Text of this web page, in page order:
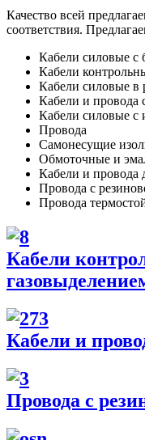
Качество всей
соответствия.
Кабели силовые с
Кабели
Кабели силовые в
Кабели и провода
Кабели силовые с
Провода
Самонесущие
Обмоточные и
Кабели и провода
Провода с
Провода
Кабели
Кабели и
Провода с